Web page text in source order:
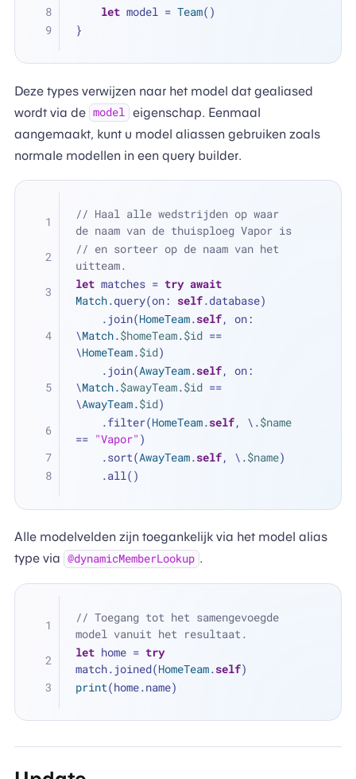
let model = Team()
}
Deze types verwijzen naar het model dat gealiased
wordt via de model eigenschap. Eenmaal
aangemaakt, kunt u model aliassen gebruiken zoals
normale modellen in een query builder.
// Haal alle wedstrijden op waar
de naam van de thuisploeg Vapor is
// en sorteer op de naam van het
uitteam.
let matches = try await
Match.query(on: self.database)
    .join(
HomeTeam.self, on:
\Match.$homeTeam.$id ==
\HomeTeam.$id)
    .join(
AwayTeam.self, on:
\Match.$awayTeam.$id ==
\AwayTeam.$id)
    .filter(
HomeTeam.self, \.$name
== "Vapor" )
    .sort(
AwayTeam.self, \.$name)
    .all()
Alle modelvelden zijn toegankelijk via het model alias
type via @dynamicMemberLookup .
// Toegang tot het samengevoegde
model vanuit het resultaat.
let home = try
match.joined(HomeTeam.self)
print(home.name)